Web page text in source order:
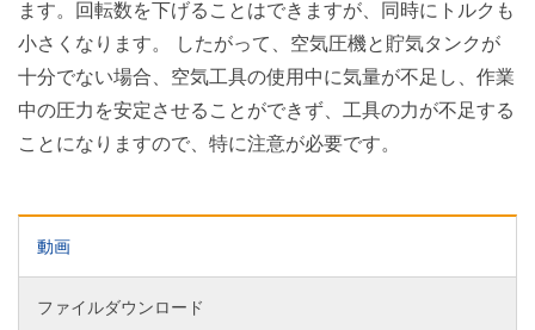
ます。回転数を下げることはできますが、同時にトルクも
小さくなります。 したがって、空気圧機と貯気タンクが
十分でない場合、空気工具の使用中に気量が不足し、作業
中の圧力を安定させることができず、工具の力が不足する
ことになりますので、特に注意が必要です。
動画
ファイルダウンロード